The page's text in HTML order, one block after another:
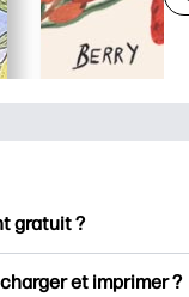
gratuit ?
et imprimer ?